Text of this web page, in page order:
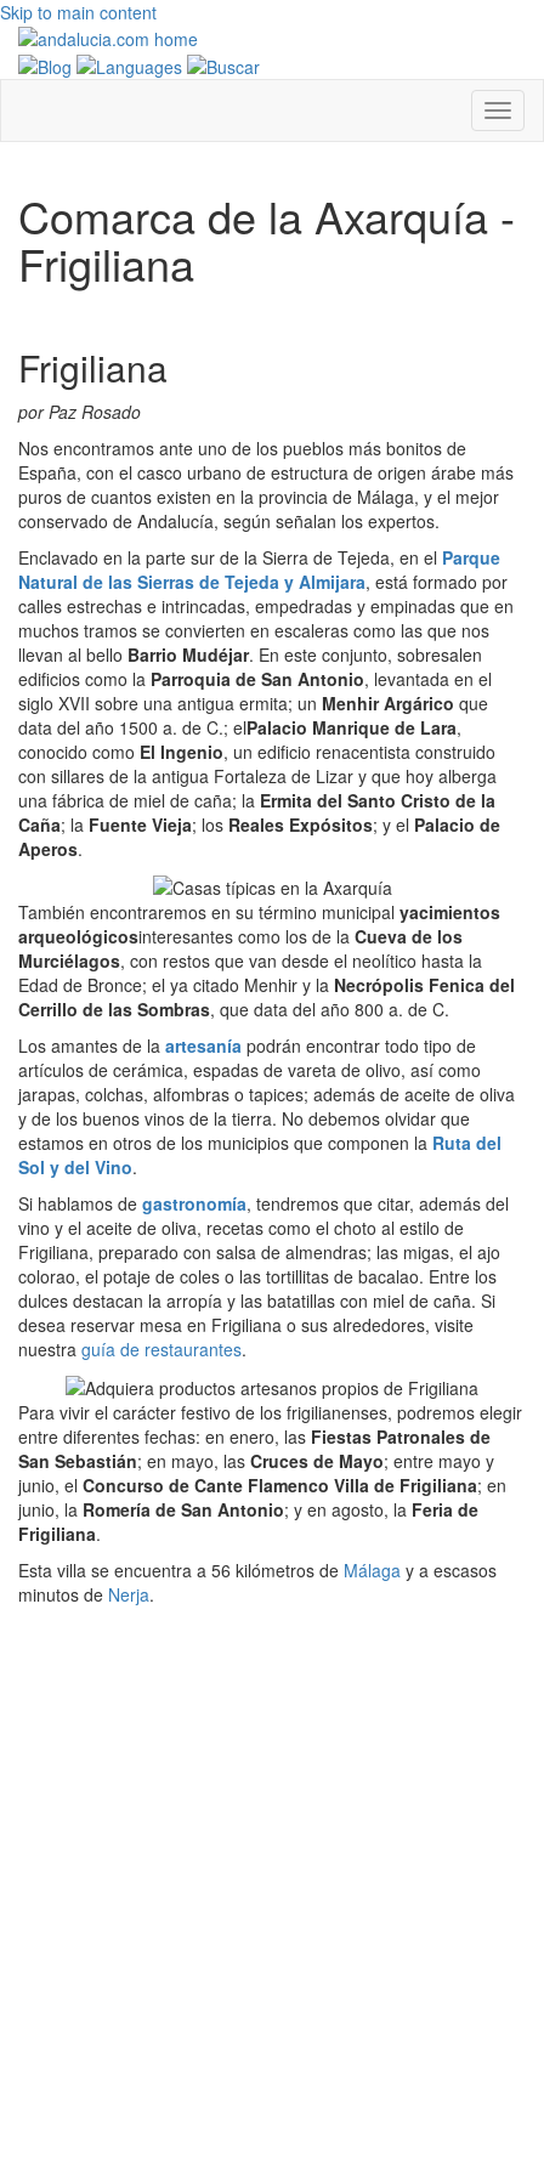
Skip to main content
Comarca de la Axarquía -
Frigiliana
Frigiliana
por Paz Rosado
Nos encontramos ante uno de los pueblos más bonitos de
España, con el casco urbano de estructura de origen árabe más
puros de cuantos existen en la provincia de Málaga, y el mejor
conservado de Andalucía, según señalan los expertos.
Enclavado en la parte sur de la Sierra de Tejeda, en el Parque
Natural de las Sierras de Tejeda y Almijara, está formado por
calles estrechas e intrincadas, empedradas y empinadas que en
muchos tramos se convierten en escaleras como las que nos
llevan al bello Barrio Mudéjar. En este conjunto, sobresalen
edificios como la Parroquia de San Antonio, levantada en el
siglo XVII sobre una antigua ermita; un Menhir Argárico que
data del año 1500 a. de C.; elPalacio Manrique de Lara,
conocido como El Ingenio, un edificio renacentista construido
con sillares de la antigua Fortaleza de Lizar y que hoy alberga
una fábrica de miel de caña; la Ermita del Santo Cristo de la
Caña; la Fuente Vieja; los Reales Expósitos; y el Palacio de
Aperos.
También encontraremos en su término municipal yacimientos
arqueológicosinteresantes como los de la Cueva de los
Murciélagos, con restos que van desde el neolítico hasta la
Edad de Bronce; el ya citado Menhir y la Necrópolis Fenica del
Cerrillo de las Sombras, que data del año 800 a. de C.
Los amantes de la artesanía podrán encontrar todo tipo de
artículos de cerámica, espadas de vareta de olivo, así como
jarapas, colchas, alfombras o tapices; además de aceite de oliva
y de los buenos vinos de la tierra. No debemos olvidar que
estamos en otros de los municipios que componen la Ruta del
Sol y del Vino.
Si hablamos de gastronomía, tendremos que citar, además del
vino y el aceite de oliva, recetas como el choto al estilo de
Frigiliana, preparado con salsa de almendras; las migas, el ajo
colorao, el potaje de coles o las tortillitas de bacalao. Entre los
dulces destacan la arropía y las batatillas con miel de caña. Si
desea reservar mesa en Frigiliana o sus alrededores, visite
nuestra guía de restaurantes.
Para vivir el carácter festivo de los frigilianenses, podremos elegir
entre diferentes fechas: en enero, las Fiestas Patronales de
San Sebastián; en mayo, las Cruces de Mayo; entre mayo y
junio, el Concurso de Cante Flamenco Villa de Frigiliana; en
junio, la Romería de San Antonio; y en agosto, la Feria de
Frigiliana.
Esta villa se encuentra a 56 kilómetros de Málaga y a escasos
minutos de Nerja.